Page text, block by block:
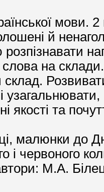
мови. 2
й
слова на
склад.
якості та
малюнки до
і червоного
М.А.